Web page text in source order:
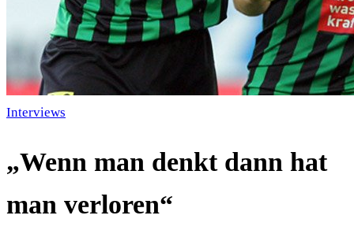
Interviews
„Wenn man denkt dann hat
man verloren“